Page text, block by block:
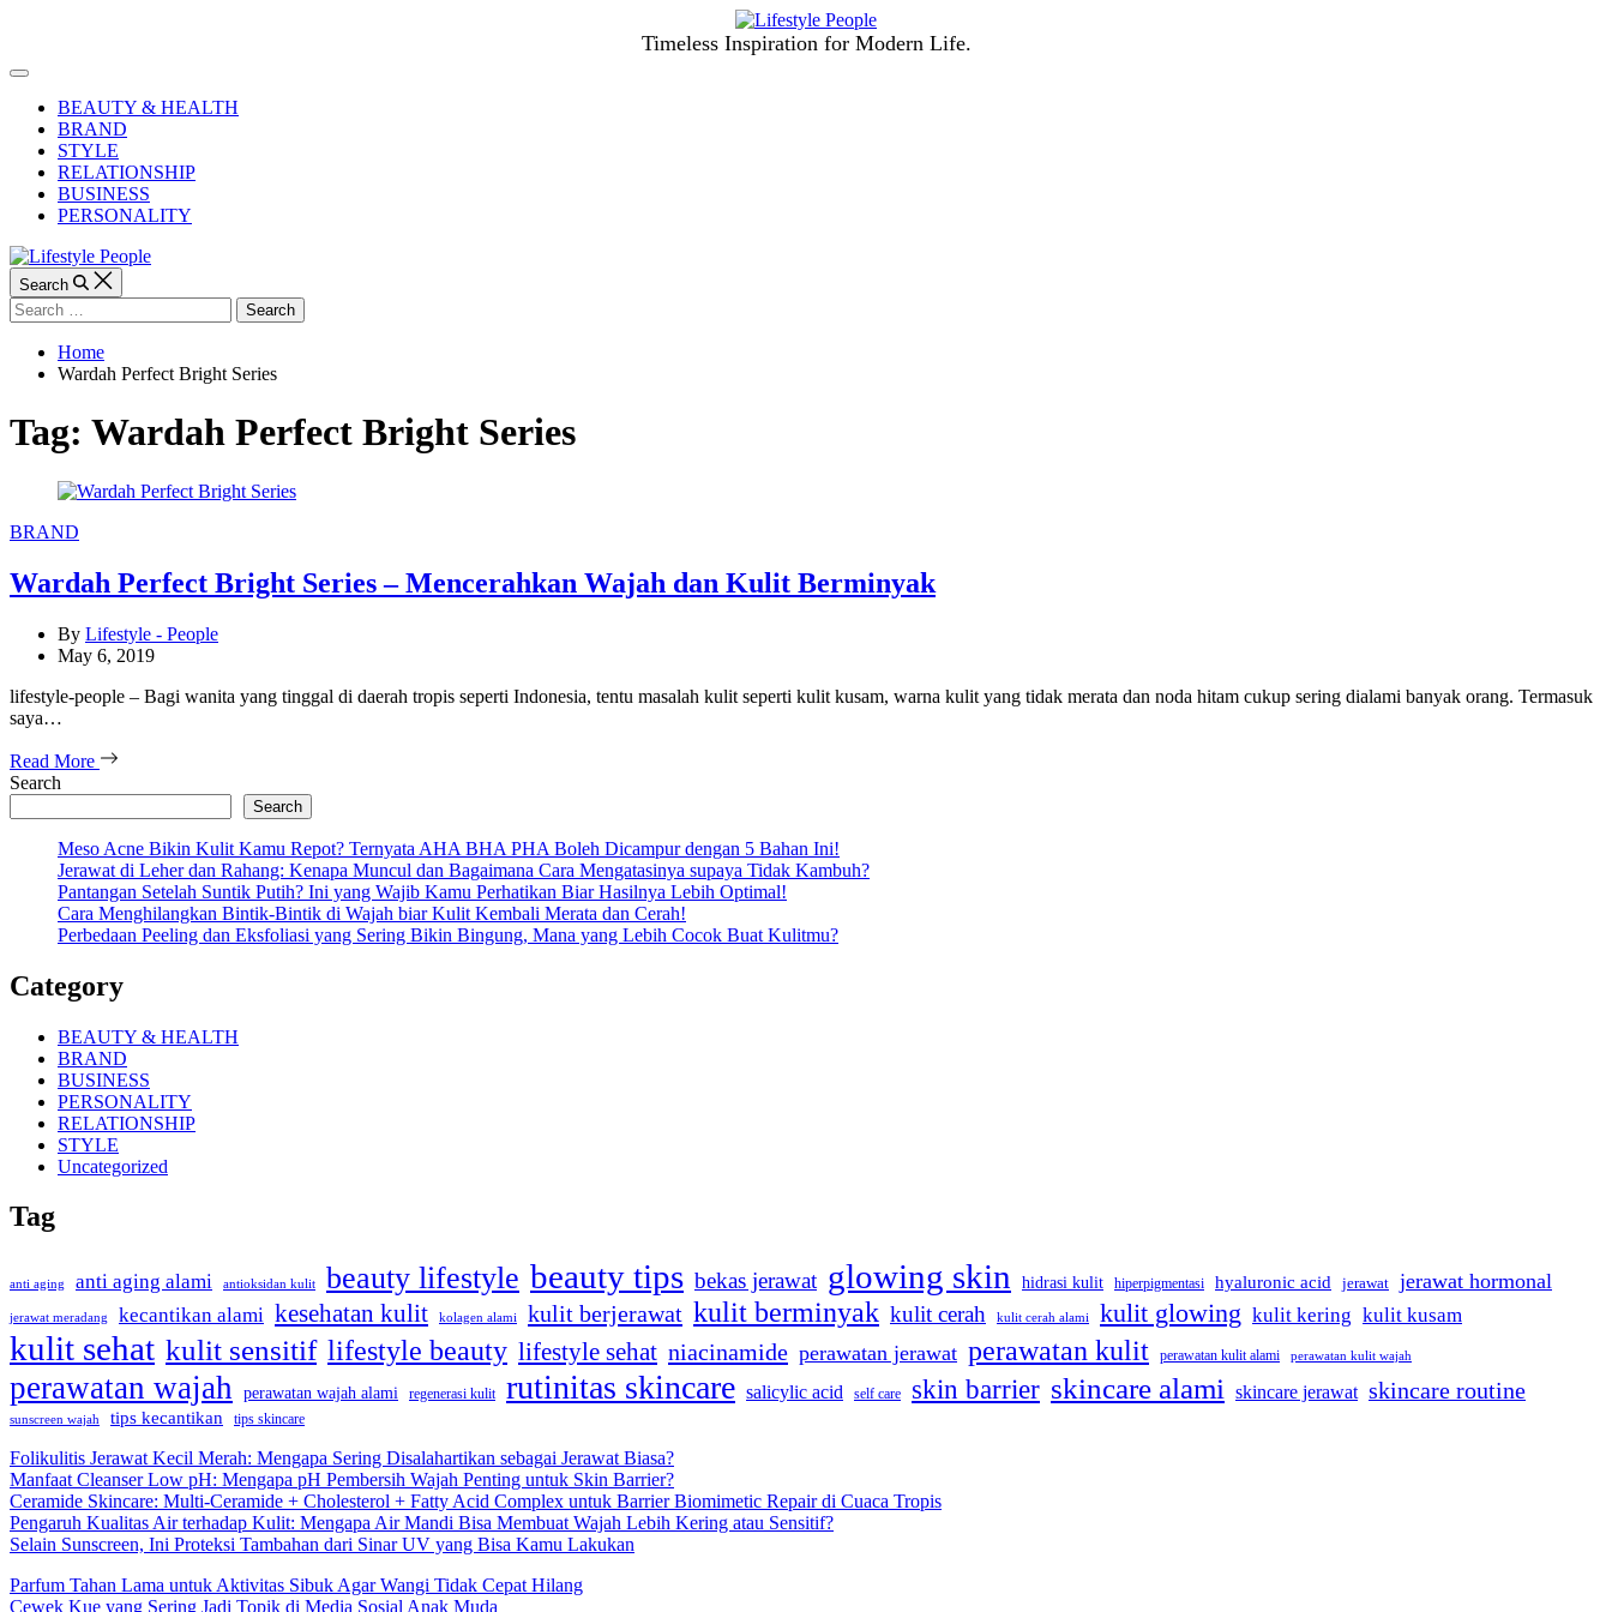
Timeless Inspiration for Modern Life.
Off
CanvasBEAUTY & HEALTH
BRAND
STYLE
RELATIONSHIP
BUSINESS
PERSONALITY
Search
Search
for:
Home
Wardah Perfect Bright Series
Tag: Wardah Perfect Bright Series
Categories
BRAND
Wardah Perfect Bright Series – Mencerahkan Wajah dan Kulit Berminyak
By Lifestyle - People
May 6, 2019
lifestyle-people – Bagi wanita yang tinggal di daerah tropis seperti Indonesia, tentu masalah kulit seperti kulit kusam, warna kulit yang tidak merata dan noda hitam cukup sering dialami banyak orang. Termasuk
saya…
Read More
Search
Search
Meso Acne Bikin Kulit Kamu Repot? Ternyata AHA BHA PHA Boleh Dicampur dengan 5 Bahan Ini!
Jerawat di Leher dan Rahang: Kenapa Muncul dan Bagaimana Cara Mengatasinya supaya Tidak Kambuh?
Pantangan Setelah Suntik Putih? Ini yang Wajib Kamu Perhatikan Biar Hasilnya Lebih Optimal!
Cara Menghilangkan Bintik-Bintik di Wajah biar Kulit Kembali Merata dan Cerah!
Perbedaan Peeling dan Eksfoliasi yang Sering Bikin Bingung, Mana yang Lebih Cocok Buat Kulitmu?
Category
BEAUTY & HEALTH
BRAND
BUSINESS
PERSONALITY
RELATIONSHIP
STYLE
Uncategorized
Tag
anti aging anti aging alami antioksidan kulit beauty lifestyle beauty tips bekas jerawat glowing skin hidrasi kulit hiperpigmentasi hyaluronic acid jerawat jerawat hormonal
jerawat meradang kecantikan alami kesehatan kulit kolagen alami kulit berjerawat kulit berminyak kulit cerah kulit cerah alami kulit glowing kulit kering kulit kusam
kulit sehat kulit sensitif lifestyle beauty lifestyle sehat niacinamide perawatan jerawat perawatan kulit perawatan kulit alami perawatan kulit wajah
perawatan wajah perawatan wajah alami regenerasi kulit rutinitas skincare salicylic acid self care skin barrier skincare alami skincare jerawat skincare routine
sunscreen wajah tips kecantikan tips skincare
Folikulitis Jerawat Kecil Merah: Mengapa Sering Disalahartikan sebagai Jerawat Biasa?
Manfaat Cleanser Low pH: Mengapa pH Pembersih Wajah Penting untuk Skin Barrier?
Ceramide Skincare: Multi-Ceramide + Cholesterol + Fatty Acid Complex untuk Barrier Biomimetic Repair di Cuaca Tropis
Pengaruh Kualitas Air terhadap Kulit: Mengapa Air Mandi Bisa Membuat Wajah Lebih Kering atau Sensitif?
Selain Sunscreen, Ini Proteksi Tambahan dari Sinar UV yang Bisa Kamu Lakukan
Parfum Tahan Lama untuk Aktivitas Sibuk Agar Wangi Tidak Cepat Hilang
Cewek Kue yang Sering Jadi Topik di Media Sosial Anak Muda